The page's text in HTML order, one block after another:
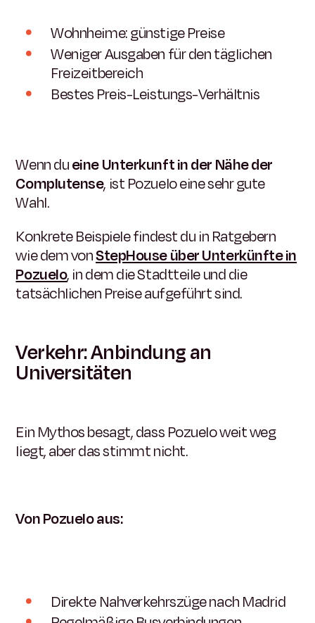
Wohnheime: günstige Preise
Weniger Ausgaben für den täglichen
Freizeitbereich
Bestes Preis-Leistungs-Verhältnis
Wenn dueine Unterkunft in der Nähe der
Complutense, ist Pozuelo eine sehr gute
Wahl.
Konkrete Beispiele findest du in Ratgebern
wie dem vonStepHouse über Unterkünfte in
Pozuelo, in dem die Stadtteile und die
tatsächlichen Preise aufgeführt sind.
Verkehr: Anbindung an
Universitäten
Ein Mythos besagt, dass Pozuelo weit weg
liegt, aber das stimmt nicht.
Von Pozuelo aus:
Direkte Nahverkehrszüge nach Madrid